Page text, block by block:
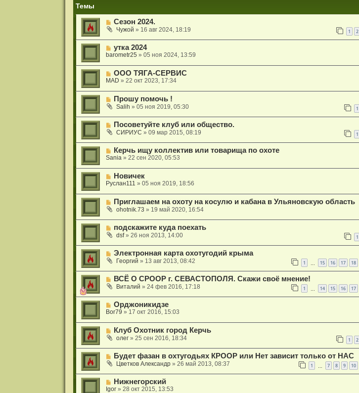
и
я
Темы
Сезон 2024.
Чужой » 16 авг 2024, 18:19 1 2
утка 2024
barometr25 » 05 ноя 2024, 13:59
ООО ТЯГА-СЕРВИС
MAD » 22 окт 2023, 17:34
Прошу помочь !
Salih » 05 ноя 2019, 05:30 1
Посоветуйте клуб или общество.
СИРИУС » 09 мар 2015, 08:19 1
Керчь ищу коллектив или товарища по охоте
Sania » 22 сен 2020, 05:53
Новичек
Руслан111 » 05 ноя 2019, 18:56
Приглашаем на охоту на косулю и кабана в Ульяновскую область
ohotnik.73 » 19 май 2020, 16:54
подскажите куда поехать
dsf» 26 ноя 2013, 14:00 1
Электронная карта охотугодий крыма
Георгий » 13 авг 2013, 08:42 1 15 16 17 18
ВСЁ О СРООР г. СЕВАСТОПОЛЯ. Скажи своё мнение!
Виталий » 24 фев 2016, 17:18 1 14 15 16 17
Орджоникидзе
Bor79 » 17 окт 2016, 15:03
Клуб Охотник город Керчь
олег» 25 сен 2016, 18:34 1 2
Будет фазан в охтугодьях КРООР или Нет зависит только от НАС
Цветков Александр» 26 май 2013, 08:37 1 7 8 9 10
Нижнегорский
Igor» 28 окт 2015, 13:53